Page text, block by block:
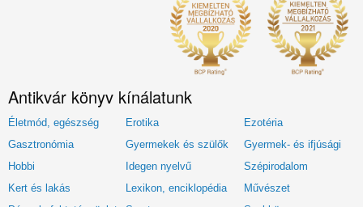
Antikvár könyv kínálatunk
Életmód, egészség Erotika
Ezotéria
Gasztronómia
Gyermekek és szülők
Gyermek- és ifjúsági
Hobbi
Idegen nyelvű
Szépirodalom
Kert és lakás
Lexikon, enciklopédia
Művészet